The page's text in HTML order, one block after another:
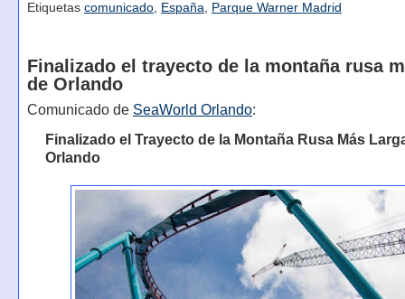
Etiquetas comunicado, España, Parque Warner Madrid
Finalizado el trayecto de la montaña rusa
de Orlando
Comunicado de SeaWorld Orlando:
Finalizado el Trayecto de la Montaña Rusa Más
Orlando